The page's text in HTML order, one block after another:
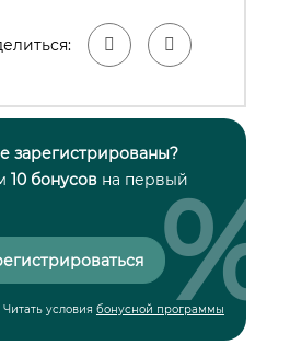
зарегистрированы?
10 бонусовна первый
Читать условия бонусной программы
%